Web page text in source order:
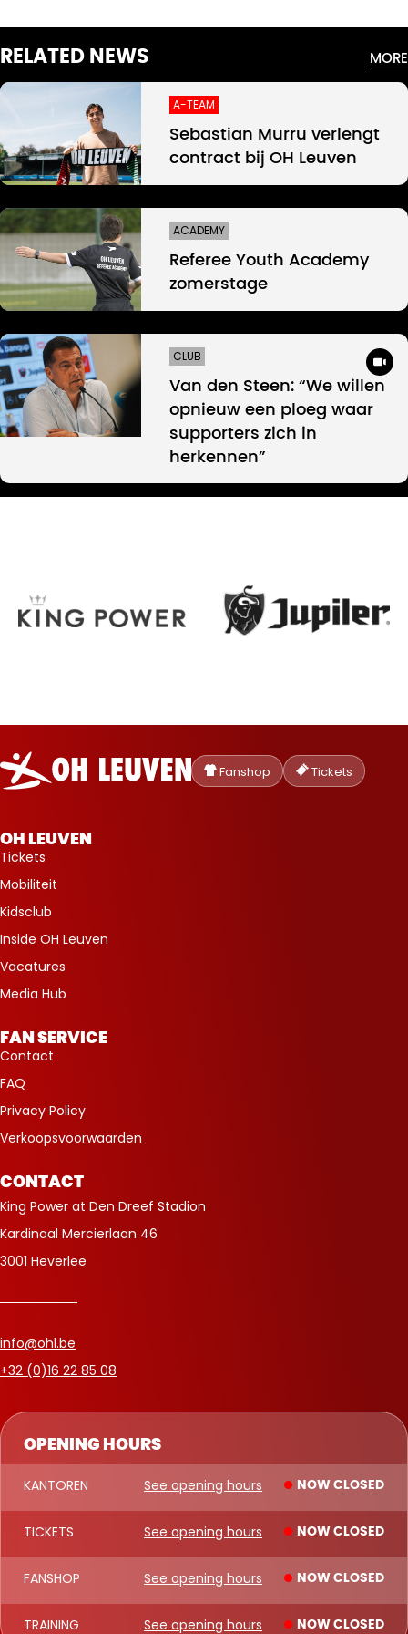
RELATED NEWS MORE
A-TEAM
Sebastian Murru verlengt
contract bij OH Leuven
ACADEMY
Referee Youth Academy
zomerstage
CLUB
Van den Steen: “We willen
opnieuw een ploeg waar
supporters zich in
herkennen”
Oud-
Heverlee
Leuven
Fanshop Tickets
OPENING HOURS
KANTOREN See opening hours NOW CLOSED
TICKETS See opening hours NOW CLOSED
FANSHOP See opening hours NOW CLOSED
TRAINING See opening hours NOW CLOSED
OH LEUVEN
Tickets
Mobiliteit
Kidsclub
Inside OH Leuven
Vacatures
Media Hub
FAN SERVICE
Contact
FAQ
Privacy Policy
Verkoopsvoorwaarden
CONTACT
King Power at Den Dreef Stadion
Kardinaal Mercierlaan 46
3001 Heverlee
info@ohl.be
+32 (0)16 22 85 08